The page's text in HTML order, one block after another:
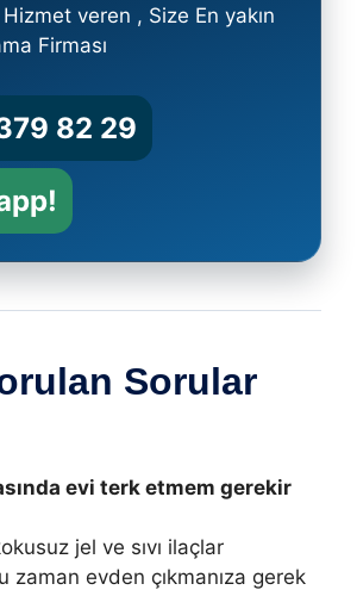
veren , Size En yakın
Firması
82 29
Sorular
evi terk etmem gerekir
jel ve sıvı ilaçlar
zaman evden çıkmanıza gerek